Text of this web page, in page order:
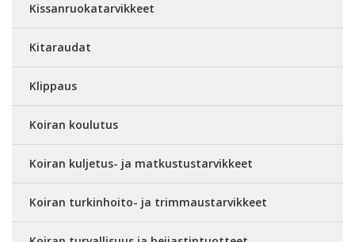
Kissanruokatarvikkeet
Kitaraudat
Klippaus
Koiran koulutus
Koiran kuljetus- ja matkustustarvikkeet
Koiran turkinhoito- ja trimmaustarvikkeet